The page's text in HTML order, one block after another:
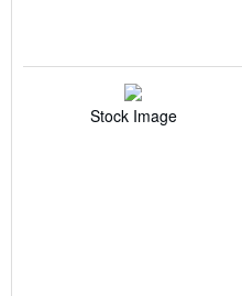
Stock Image